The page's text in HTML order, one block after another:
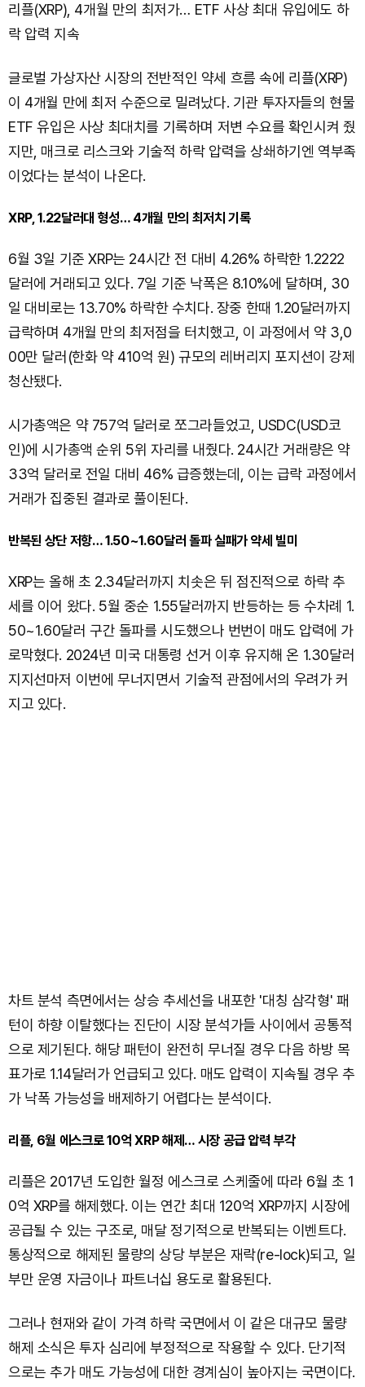
리플(XRP), 4개월 만의 최저가… ETF 사상 최대 유입에도 하
락 압력 지속
글로벌 가상자산 시장의 전반적인 약세 흐름 속에 리플(XRP)
이 4개월 만에 최저 수준으로 밀려났다. 기관 투자자들의 현물
ETF 유입은 사상 최대치를 기록하며 저변 수요를 확인시켜 줬
지만, 매크로 리스크와 기술적 하락 압력을 상쇄하기엔 역부족
이었다는 분석이 나온다.
XRP, 1.22달러대 형성… 4개월 만의 최저치 기록
6월 3일 기준 XRP는 24시간 전 대비 4.26% 하락한 1.2222
달러에 거래되고 있다. 7일 기준 낙폭은 8.10%에 달하며, 30
일 대비로는 13.70% 하락한 수치다. 장중 한때 1.20달러까지
급락하며 4개월 만의 최저점을 터치했고, 이 과정에서 약 3,0
00만 달러(한화 약 410억 원) 규모의 레버리지 포지션이 강제
청산됐다.
시가총액은 약 757억 달러로 쪼그라들었고, USDC(USD코
인)에 시가총액 순위 5위 자리를 내줬다. 24시간 거래량은 약
33억 달러로 전일 대비 46% 급증했는데, 이는 급락 과정에서
거래가 집중된 결과로 풀이된다.
반복된 상단 저항… 1.50~1.60달러 돌파 실패가 약세 빌미
XRP는 올해 초 2.34달러까지 치솟은 뒤 점진적으로 하락 추
세를 이어 왔다. 5월 중순 1.55달러까지 반등하는 등 수차례 1.
50~1.60달러 구간 돌파를 시도했으나 번번이 매도 압력에 가
로막혔다. 2024년 미국 대통령 선거 이후 유지해 온 1.30달러
지지선마저 이번에 무너지면서 기술적 관점에서의 우려가 커
지고 있다.
차트 분석 측면에서는 상승 추세선을 내포한 '대칭 삼각형' 패
턴이 하향 이탈했다는 진단이 시장 분석가들 사이에서 공통적
으로 제기된다. 해당 패턴이 완전히 무너질 경우 다음 하방 목
표가로 1.14달러가 언급되고 있다. 매도 압력이 지속될 경우 추
가 낙폭 가능성을 배제하기 어렵다는 분석이다.
리플, 6월 에스크로 10억 XRP 해제… 시장 공급 압력 부각
리플은 2017년 도입한 월정 에스크로 스케줄에 따라 6월 초 1
0억 XRP를 해제했다. 이는 연간 최대 120억 XRP까지 시장에
공급될 수 있는 구조로, 매달 정기적으로 반복되는 이벤트다.
통상적으로 해제된 물량의 상당 부분은 재락(re-lock)되고, 일
부만 운영 자금이나 파트너십 용도로 활용된다.
그러나 현재와 같이 가격 하락 국면에서 이 같은 대규모 물량
해제 소식은 투자 심리에 부정적으로 작용할 수 있다. 단기적
으로는 추가 매도 가능성에 대한 경계심이 높아지는 국면이다.